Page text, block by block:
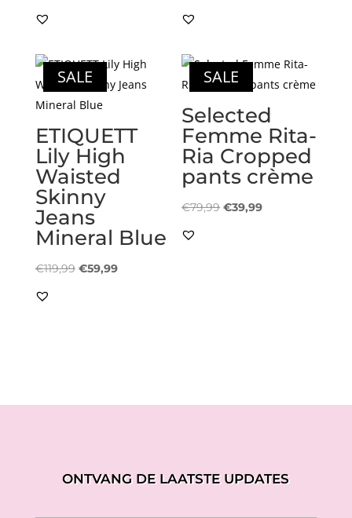
SALE
ETIQUETT
Lily High
Waisted
Skinny
Jeans
Mineral Blue
€119,99 Oorspronkelijke
€59,99Huidige
SALE
Selected
Femme Rita-
Ria Cropped
pants crème
€79,99 Oorspronkelijke
€39,99Huidige
ONTVANG DE LAATSTE UPDATES